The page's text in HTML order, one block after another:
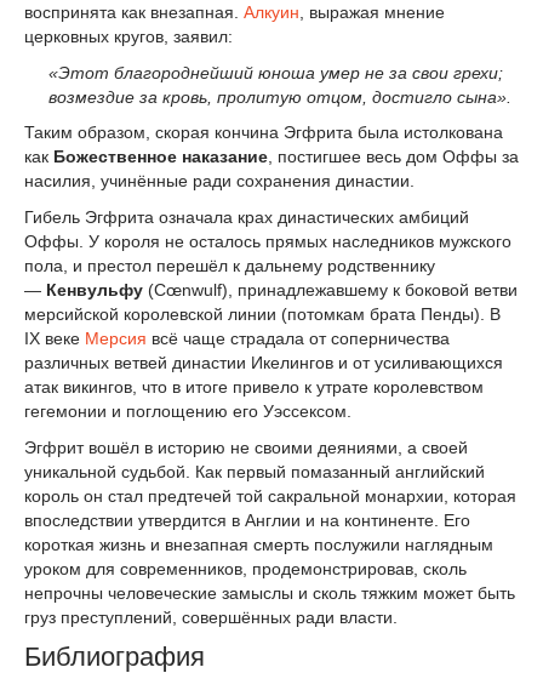
воспринята как внезапная. Алкуин , выражая мнение
церковных кругов, заявил:
«Этот благороднейший юноша умер не за свои грехи;
возмездие за кровь, пролитую отцом, достигло сына».
Таким образом, скорая кончина Эгфрита была истолкована
как Божественное наказание, постигшее весь дом Оффы за
насилия, учинённые ради сохранения династии.
Гибель Эгфрита означала крах династических амбиций
Оффы. У короля не осталось прямых наследников мужского
пола, и престол перешёл к дальнему родственнику
— Кенвульфу (Cœnwulf), принадлежавшему к боковой ветви
мерсийской королевской линии (потомкам брата Пенды). В
IX веке Мерсия всё чаще страдала от соперничества
различных ветвей династии Икелингов и от усиливающихся
атак викингов, что в итоге привело к утрате королевством
гегемонии и поглощению его Уэссексом.
Эгфрит вошёл в историю не своими деяниями, а своей
уникальной судьбой. Как первый помазанный английский
король он стал предтечей той сакральной монархии, которая
впоследствии утвердится в Англии и на континенте. Его
короткая жизнь и внезапная смерть послужили наглядным
уроком для современников, продемонстрировав, сколь
непрочны человеческие замыслы и сколь тяжким может быть
груз преступлений, совершённых ради власти.
Библиография